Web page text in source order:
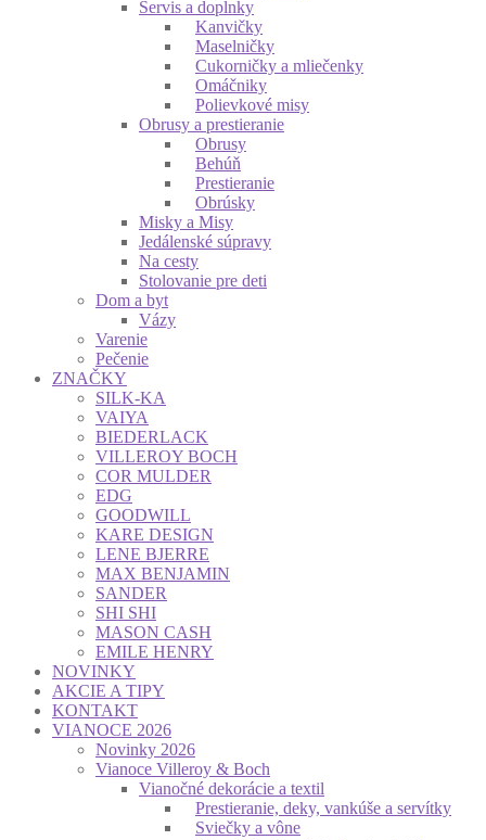
Servis a doplnky
Kanvičky
Maselničky
Cukorničky a mliečenky
Omáčniky
Polievkové misy
Obrusy a prestieranie
Obrusy
Behúň
Prestieranie
Obrúsky
Misky a Misy
Jedálenské súpravy
Na cesty
Stolovanie pre deti
Dom a byt
Vázy
Varenie
Pečenie
ZNAČKY
SILK-KA
VAIYA
BIEDERLACK
VILLEROY BOCH
COR MULDER
EDG
GOODWILL
KARE DESIGN
LENE BJERRE
MAX BENJAMIN
SANDER
SHI SHI
MASON CASH
EMILE HENRY
NOVINKY
AKCIE A TIPY
KONTAKT
VIANOCE 2026
Novinky 2026
Vianoce Villeroy & Boch
Vianočné dekorácie a textil
Prestieranie, deky, vankúše a servítky
Sviečky a vône